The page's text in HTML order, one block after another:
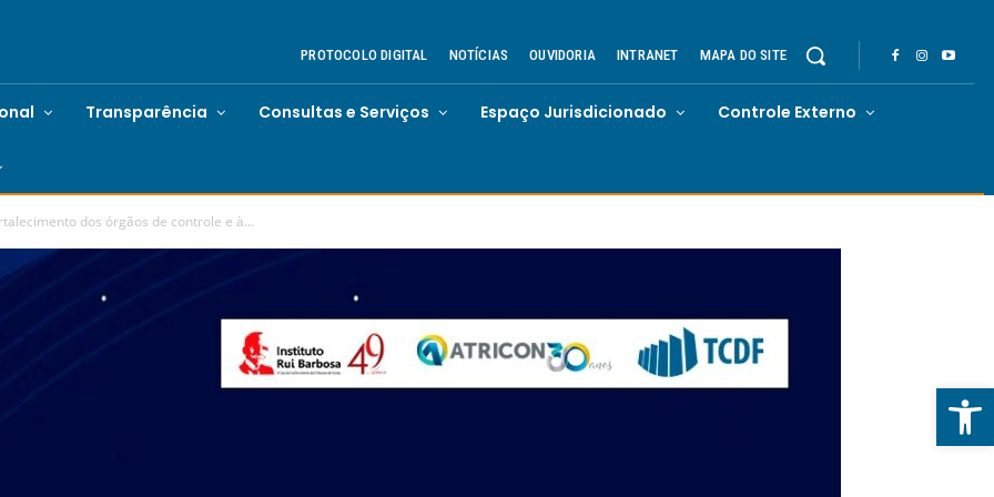
Abrir
PROTOCOLO DIGITAL NOTÍCIAS OUVIDORIA INTRANET MAPA DO SITE
Transparência Consultas e Serviços Espaço Jurisdicionado Controle Externo
dos órgãos de controle e à...